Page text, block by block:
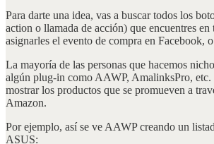
Para darte una idea, vas a buscar todos los
action o llamada de acción) que encuentres
asignarles el evento de compra en Facebook,
La mayoría de las personas que hacemos
algún plug-in como AAWP, AmalinksPro, etc.
mostrar los productos que se promueven a
Amazon.
Por ejemplo, así se ve AAWP creando un
ASUS: